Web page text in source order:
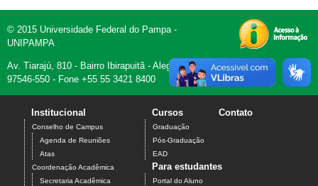
© 2015 Universidade Federal do Pampa -
UNIPAMPA
Av. Tiarajú, 810 - Bairro Ibirapuitã - Alegrete, RS -
97546-550 - Fone +55 55 3421 8400
Institucional
Conselho de Campus
Agenda de Reuniões
Atas
Coordenação Acadêmica
Secretaria Acadêmica
Cursos
Graduação
Pós-Graduação
EAD
Contato
Para estudantes
Portal do Aluno